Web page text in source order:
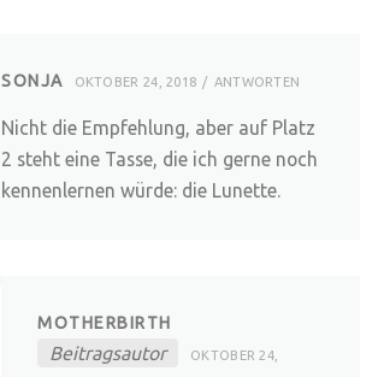
SONJA OKTOBER 24, 2018 ANTWORTEN
Nicht die Empfehlung, aber auf Platz
2 steht eine Tasse, die ich gerne noch
kennenlernen würde: die Lunette.
MOTHERBIRTH
Beitragsautor OKTOBER 24,